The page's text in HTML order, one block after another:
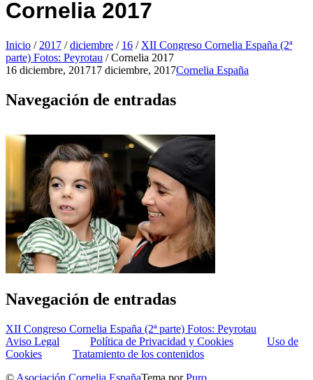
Cornelia 2017
Inicio / 2017 / diciembre / 16 / XII Congreso Cornelia España (2ª
parte) Fotos: Peyrotau / Cornelia 2017
16 diciembre, 201717 diciembre, 2017Cornelia España
Navegación de entradas
Navegación de entradas
XII Congreso Cornelia España (2ª parte) Fotos: Peyrotau
Aviso Legal
Política de Privacidad y Cookies
Uso de
Cookies
Tratamiento de los contenidos
© Asociación Cornelia EspañaTema porPuro